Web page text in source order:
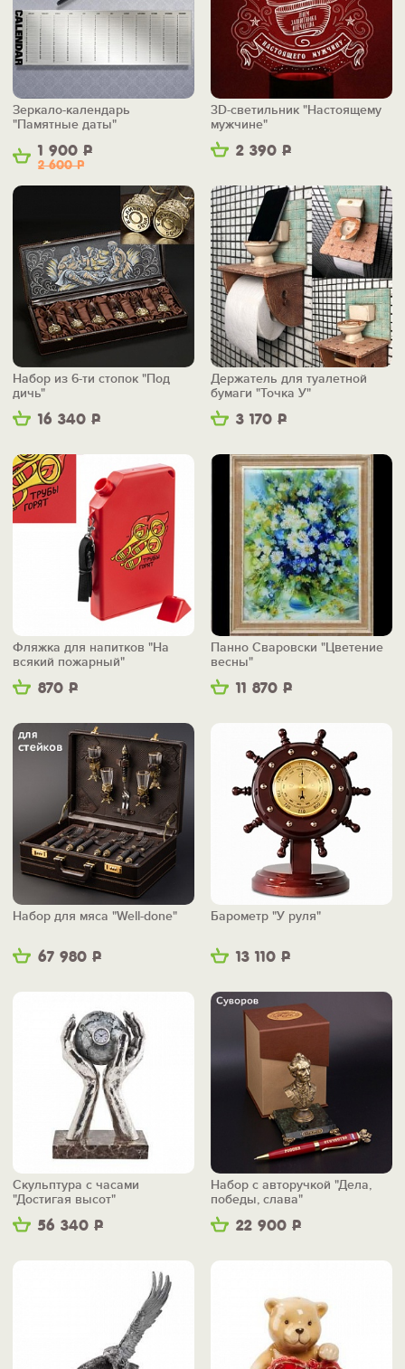
1 900 Р
2 600Р
Зеркало-календарь
"Памятные даты"
2 390 Р
3D-светильник "Настоящему
мужчине"
16 340 Р
Набор из 6-ти стопок "Под
дичь"
3 170 Р
Держатель для туалетной
бумаги "Точка У"
870 Р
Фляжка для напитков "На
всякий пожарный"
11 870 Р
Панно Сваровски "Цветение
весны"
67 980 Р
Набор для мяса "Well-done"
13 110 Р
Барометр "У руля"
56 340 Р
Скульптура с часами
"Достигая высот"
22 900 Р
Набор с авторучкой "Дела,
победы, слава"